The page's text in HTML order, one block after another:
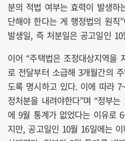
분의 적법 여부는 효력이 발생하
단해야 한다는 게 행정법의 원칙
발생일, 즉 처분일은 공고일인
이어 “주택법은 조정대상지역을
로 전달부터 소급해 3개월간의
도록 명시하고 있다. 이에 따라
정처분을 내려야한다”며 “정부
에 9월 통계가 없었다는 이유로
지만, 공고일인 10월 16일에는